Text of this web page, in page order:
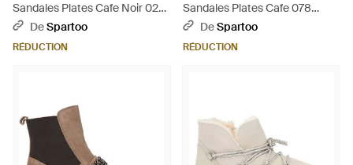
Sandales Plates Cafe Noir 022
Sandalo Fiori - Blanc
DeSpartoo
RÉDUCTION
Sandales Plates Cafe 078
Sandalo Fiori - Noir
DeSpartoo
RÉDUCTION